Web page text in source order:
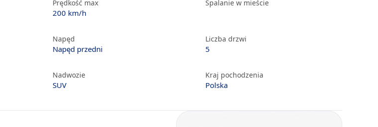
Prędkość max
200 km/h
Spalanie w mieście
Napęd
Napęd przedni
Liczba drzwi
5
Nadwozie
SUV
Kraj pochodzenia
Polska